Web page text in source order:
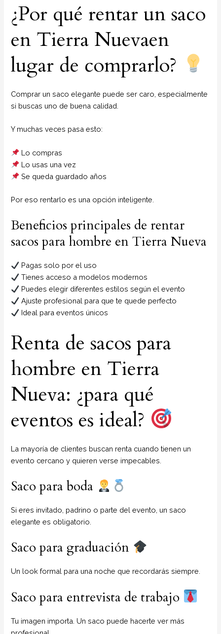
¿Por qué rentar un saco
en Tierra Nuevaen
lugar de comprarlo?
Comprar un saco elegante puede ser caro, especialmente
si buscas uno de buena calidad.
Y muchas veces pasa esto:
Lo compras
Lo usas una vez
Se queda guardado años
Por eso rentarlo es una opción inteligente.
Beneficios principales de rentar
sacos para hombre en Tierra Nueva
Pagas solo por el uso
Tienes acceso a modelos modernos
Puedes elegir diferentes estilos según el evento
Ajuste profesional para que te quede perfecto
Ideal para eventos únicos
Renta de sacos para
hombre en Tierra
Nueva: ¿para qué
eventos es ideal?
La mayoría de clientes buscan renta cuando tienen un
evento cercano y quieren verse impecables.
Saco para boda
Si eres invitado, padrino o parte del evento, un saco
elegante es obligatorio.
Saco para graduación
Un look formal para una noche que recordarás siempre.
Saco para entrevista de trabajo
Tu imagen importa. Un saco puede hacerte ver más